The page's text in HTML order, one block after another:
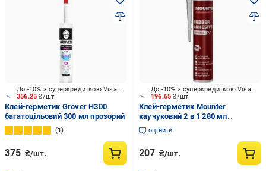
356.25₴/шт.
До -10% з суперкредиткою Visa Вигода
Клей-герметик Grover H300
багатоцільовий 300 мл прозорий
1
375 ₴/шт.
196.65₴/шт.
До -10% з суперкредиткою Visa Вигода
Клей-герметик Mounter
каучуковий 2 в 1 280 мл
прозорий
оцінити
207 ₴/шт.